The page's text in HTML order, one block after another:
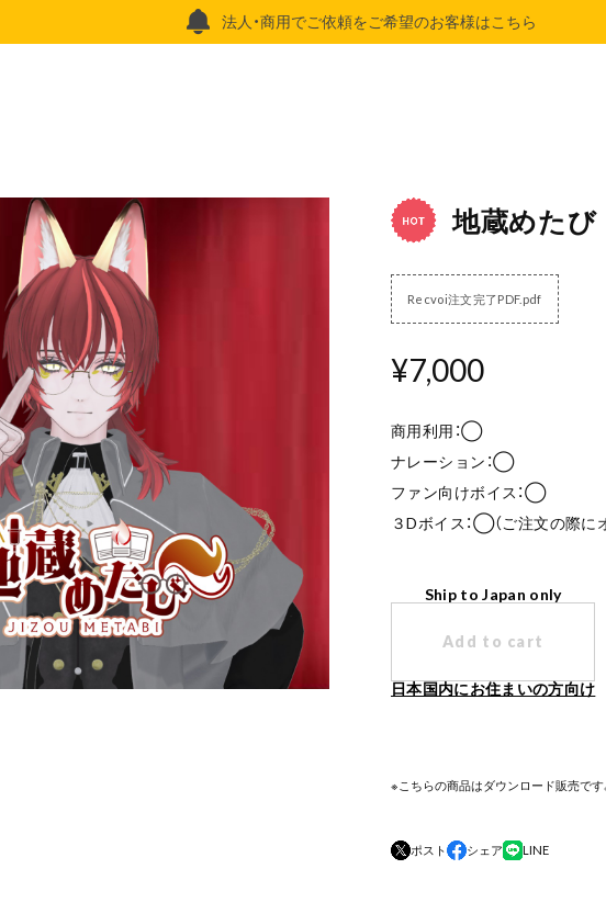
法人・商用でご依頼をご希望のお客様はこちら
地蔵めたび
Recvoi注文完了PDF.pdf
¥7,000
商用利用：◯
ナレーション：◯
ファン向けボイス：◯
３Dボイス：◯（ご注文の際に
Ship to Japan only
Add to cart
日本国内にお住まいの方向け
※こちらの商品はダウンロード販売です
ポスト シェア LINE